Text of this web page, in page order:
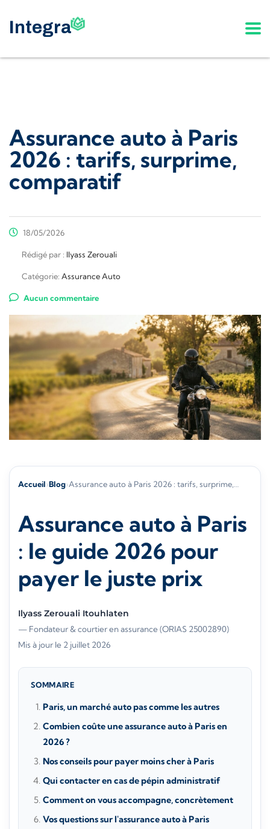
Assurance auto à Paris
2026 : tarifs, surprime,
comparatif
18/05/2026
Rédigé par : Ilyass Zerouali
Catégorie: Assurance Auto
Aucun commentaire
Accueil›Blog›Assurance auto à Paris 2026 : tarifs, surprime,…
Assurance auto à Paris
: le guide 2026 pour
payer le juste prix
Ilyass Zerouali Itouhlaten
— Fondateur & courtier en assurance (ORIAS 25002890)·
Mis à jour le 2 juillet 2026
SOMMAIRE
Paris, un marché auto pas comme les autres
Combien coûte une assurance auto à Paris en
2026 ?
Nos conseils pour payer moins cher à Paris
Qui contacter en cas de pépin administratif
Comment on vous accompagne, concrètement
Vos questions sur l'assurance auto à Paris